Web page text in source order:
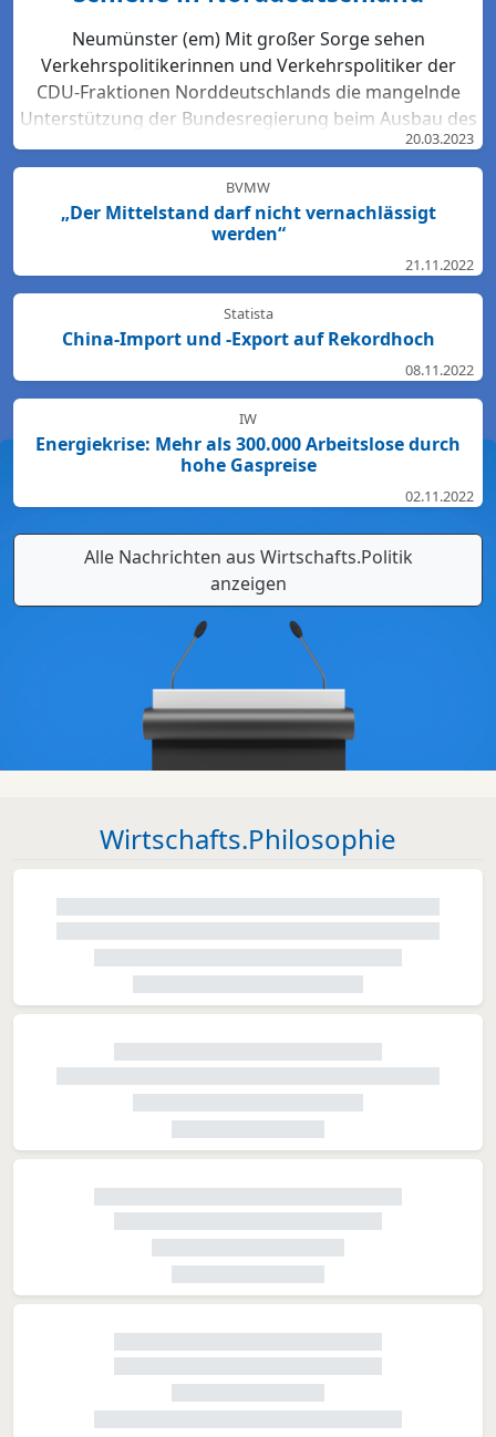
Neumünster (em) Mit großer Sorge sehen
Verkehrspolitikerinnen und Verkehrspolitiker der
CDU-Fraktionen Norddeutschlands die mangelnde
Unterstützung der Bundesregierung beim Ausbau des
Bahn-Netzes. Hartmut Bodeit, mobilitätspolitischer
Sprecher der bremischen CDUBürgerschaftsfraktion,
betont: „Die neuesten Bewertungen der DB Netz AG
lassen keinen Zweifel: Das Schienennetz ist in der
nirgendwo sonst in Deutschland. Für den Start des
Deutschlandtick...
20.03.2023
BVMW
„Der Mittelstand darf nicht vernachlässigt
werden“
21.11.2022
Statista
China-Import und -Export auf Rekordhoch
08.11.2022
IW
Energiekrise: Mehr als 300.000 Arbeitslose durch
hohe Gaspreise
02.11.2022
Alle Nachrichten aus Wirtschafts.Politik
anzeigen
Wirtschafts.Philosophie